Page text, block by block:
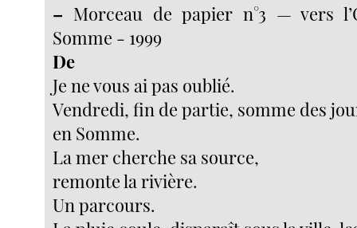
– Morceau de papier n°3 — vers
Somme - 1999
De
Je ne vous ai pas oublié.
Vendredi, fin de partie, somme des
en Somme.
La mer cherche sa source,
remonte la rivière.
Un parcours.